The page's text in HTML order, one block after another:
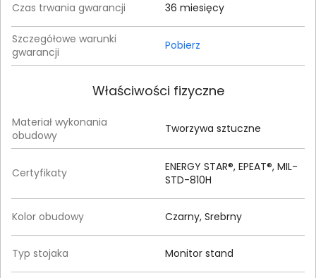
Czas trwania gwarancji 36 miesięcy
Szczegółowe warunki
gwarancji
Pobierz
Właściwości fizyczne
Materiał wykonania
obudowy
Tworzywa sztuczne
Certyfikaty
ENERGY STAR®, EPEAT®, MIL-
STD-810H
Kolor obudowy Czarny, Srebrny
Typ stojaka Monitor stand